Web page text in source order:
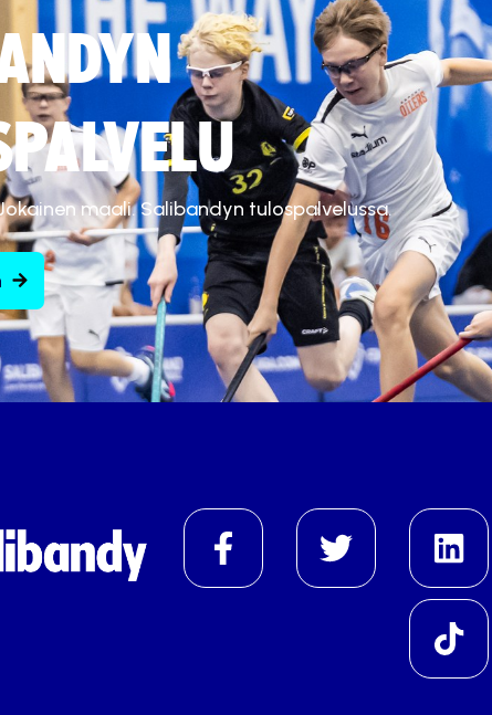
maali. Salibandyn tulospalvelussa.